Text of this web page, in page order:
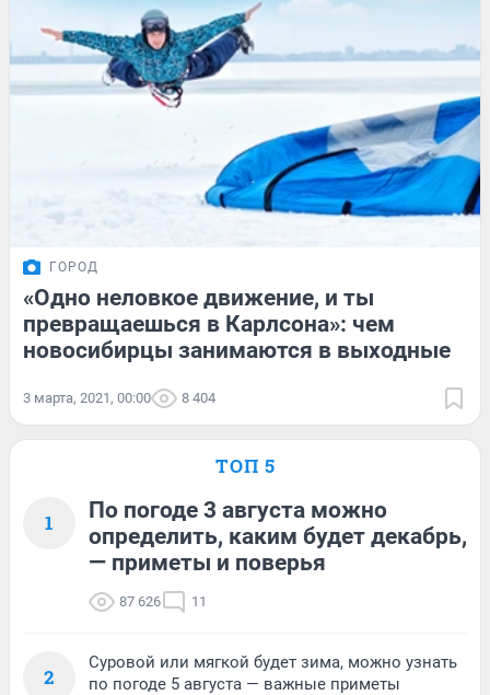
ГОРОД
«Одно неловкое движение, и ты
превращаешься в Карлсона»: чем
новосибирцы занимаются в выходные
3 марта, 2021, 00:00 8 404
ТОП 5
1
По погоде 3 августа можно
определить, каким будет декабрь,
— приметы и поверья
87 626 11
2
Суровой или мягкой будет зима, можно узнать
по погоде 5 августа — важные приметы